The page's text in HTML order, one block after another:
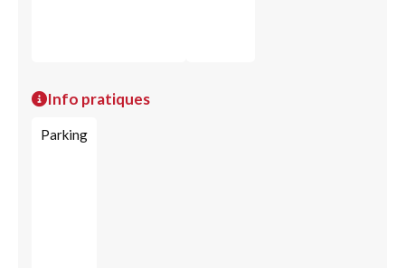
Info pratiques
Parking